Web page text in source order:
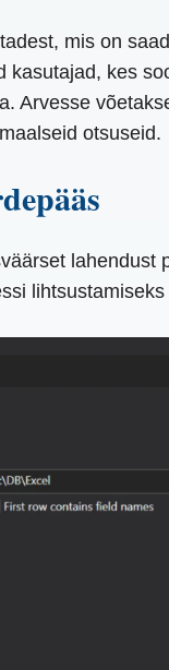
mis on
kes
Arvesse
otsuseid.